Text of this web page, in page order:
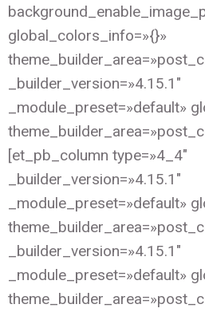
global_colors_info=»{}»
_builder_version=»4.15.1″
_module_preset=»default»
[et_pb_column type=»4_4″
_builder_version=»4.15.1″
_module_preset=»default»
_builder_version=»4.15.1″
_module_preset=»default»